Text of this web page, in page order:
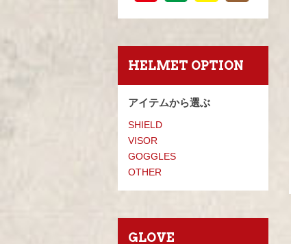
HELMET OPTION
アイテムから選ぶ
SHIELD
VISOR
GOGGLES
OTHER
GLOVE